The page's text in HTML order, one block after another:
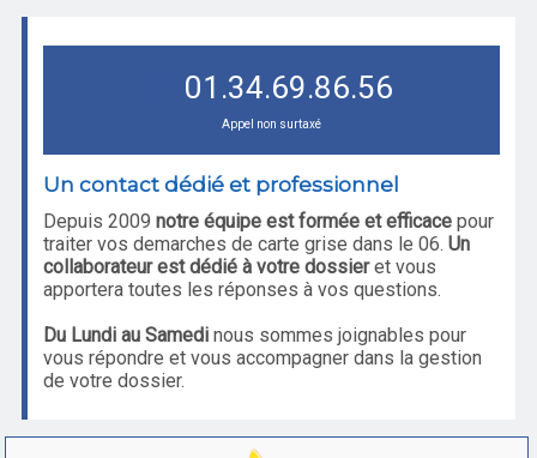
01.34.69.86.56
Appel non surtaxé
Un contact dédié et professionnel
Depuis 2009 notre équipe est formée et efficacepour
traiter vos demarches de carte grise dans le 06. Un
collaborateur est dédié à votre dossieret vous
apportera toutes les réponses à vos questions.
Du Lundi au Samedinous sommes joignables pour
vous répondre et vous accompagner dans la gestion
de votre dossier.